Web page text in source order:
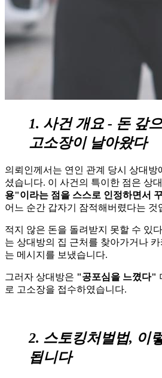
1. 사건 개요 - 돈 갚
고소장이 날아왔다
의뢰인께서는 연인 관계 당시 상대방
셨습니다. 이 사건의 특이한 점은 상
용"이라는 점을 스스로 인정하면서
어느 순간 갑자기 잠적해버렸다는 것
적지 않은 돈을 돌려받지 못할 수 있
는 상대방의 집 근처를 찾아가거나
는 메시지를 보냈습니다.
그러자 상대방은 "공포심을 느꼈다"
로 고소장을 접수하였습니다.
2. 스토킹처벌법, 이
됩니다